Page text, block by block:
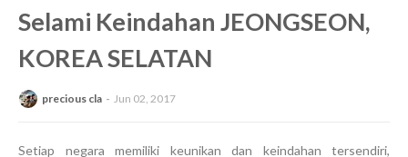
Selami Keindahan JEONGSEON,
KOREA SELATAN
precious cla Jun 02, 2017
Setiap negara memiliki keunikan dan keindahan tersendiri,